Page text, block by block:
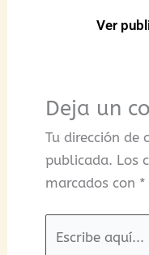
Ver
Deja un
Tu dirección de
publicada. Los
marcados con *